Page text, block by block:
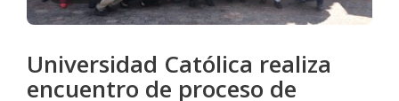
Universidad Católica realiza
encuentro de proceso de